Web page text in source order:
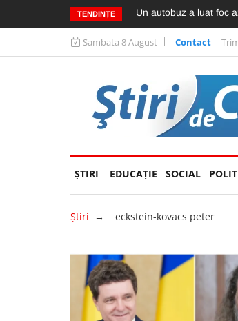
TENDINȚE Locuitorii din Mărăști
Sambata 8 August Contact
ŞTIRI EDUCAȚIE (CURRENT)
SOCIAL
Ştiri → eckstein-kovacs peter